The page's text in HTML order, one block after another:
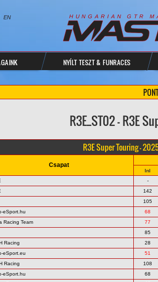
EN H U N G A R I A N G T R M
NYÍLT TESZT & FUNRACES
R3E_ST02 - R3E
R3E Super Touring -
Csapat
Inl
-
142
105
eSport.hu 68
Racing Team 77
85
Racing 28
eSport.eu 51
Racing 108
eSport.hu 68